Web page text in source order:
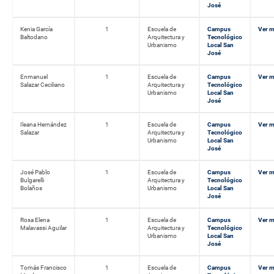
José
Kenia García
Baltodano
1
Escuela de
Arquitectura y
Urbanismo
Campus
Tecnológico
Local San
José
Ver
Enmanuel
Salazar Ceciliano
1
Escuela de
Arquitectura y
Urbanismo
Campus
Tecnológico
Local San
José
Ver
Ileana Hernández
Salazar
1
Escuela de
Arquitectura y
Urbanismo
Campus
Tecnológico
Local San
José
Ver
José Pablo
Bulgarelli
Bolaños
1
Escuela de
Arquitectura y
Urbanismo
Campus
Tecnológico
Local San
José
Ver
Rosa Elena
Malavassi Aguilar
1
Escuela de
Arquitectura y
Urbanismo
Campus
Tecnológico
Local San
José
Ver
Tomás Francisco
1
Escuela de
Campus
Ver